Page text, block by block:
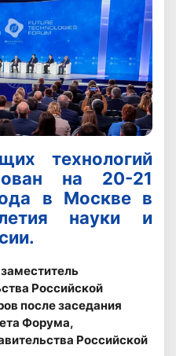
технологий
на 20-21
в Москве в
науки и
Российской
после заседания
Форума,
Российской